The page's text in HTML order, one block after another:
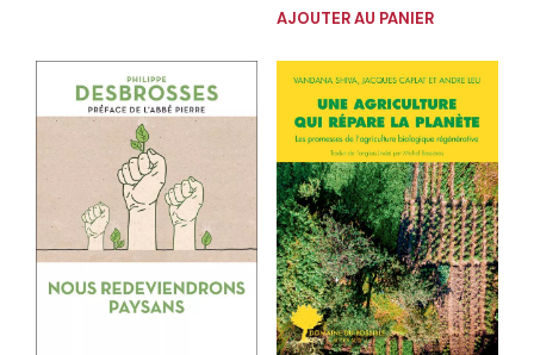
AJOUTER AU PANIER